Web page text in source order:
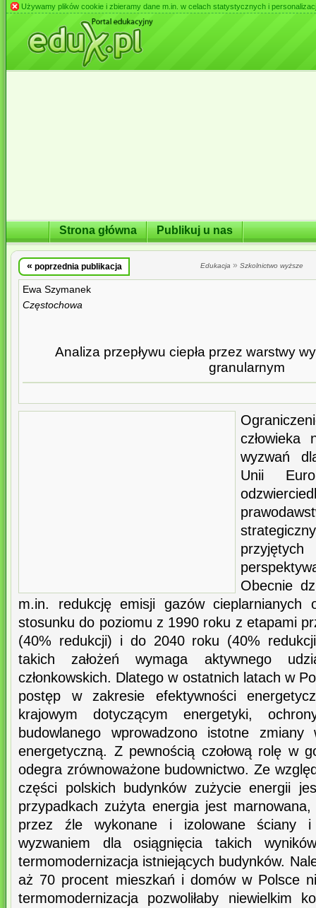
Używamy plików cookie i zbieramy dane m.in. w celach statystycznych i
Strona główna Publikuj u nas
« poprzednia publikacja Edukacja » Szkolnictwo wyższe
Ewa Szymanek
Częstochowa
Analiza przepływu ciepła przez warstwy
granularnym
wyzwań
Unii
Obecnie
m.in. redukcję emisji gazów
stosunku do poziomu z 1990 roku z etapami
(40% redukcji) i do 2040 roku (40%
takich założeń wymaga aktywnego
członkowskich. Dlatego w ostatnich latach w
postęp w zakresie efektywności
krajowym dotyczącym energetyki,
budowlanego wprowadzono istotne zmiany
energetyczną. Z pewnością czołową rolę w
odegra zrównoważone budownictwo. Ze
części polskich budynków zużycie energii
przypadkach zużyta energia jest marnowana,
przez źle wykonane i izolowane ściany i
wyzwaniem dla osiągnięcia takich
termomodernizacja istniejących budynków.
aż 70 procent mieszkań i domów w Polsce
termomodernizacja pozwoliłaby niewielkim